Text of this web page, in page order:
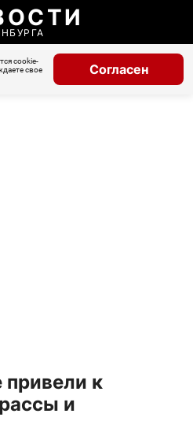
cookie-
свое
Согласен
привели к
и